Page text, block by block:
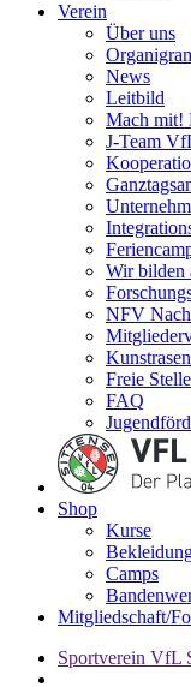
Verein
Über uns
News
Leitbild
Mach mit!
J-Team
Wir bilden
NFV
Freie
FAQ
Shop
Kurse
Camps
Mitgliedschaft/
Sportverein VfL